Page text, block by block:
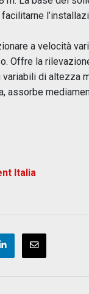
a velocità
Offre la
di altezza
assorbe
Italia